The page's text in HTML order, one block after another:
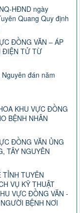
HĐND ngày
Quang Quy định
ĐỒNG VĂN – ÁP
ĐIỆN TỬ TỪ
đán năm
KHU VỰC ĐỒNG
BỆNH NHÂN
ĐỒNG VĂN ỦNG
TÂY NGUYÊN
TUYÊN
VỤ KỸ THUẬT
VỰC ĐỒNG VĂN -
BỆNH NƠI